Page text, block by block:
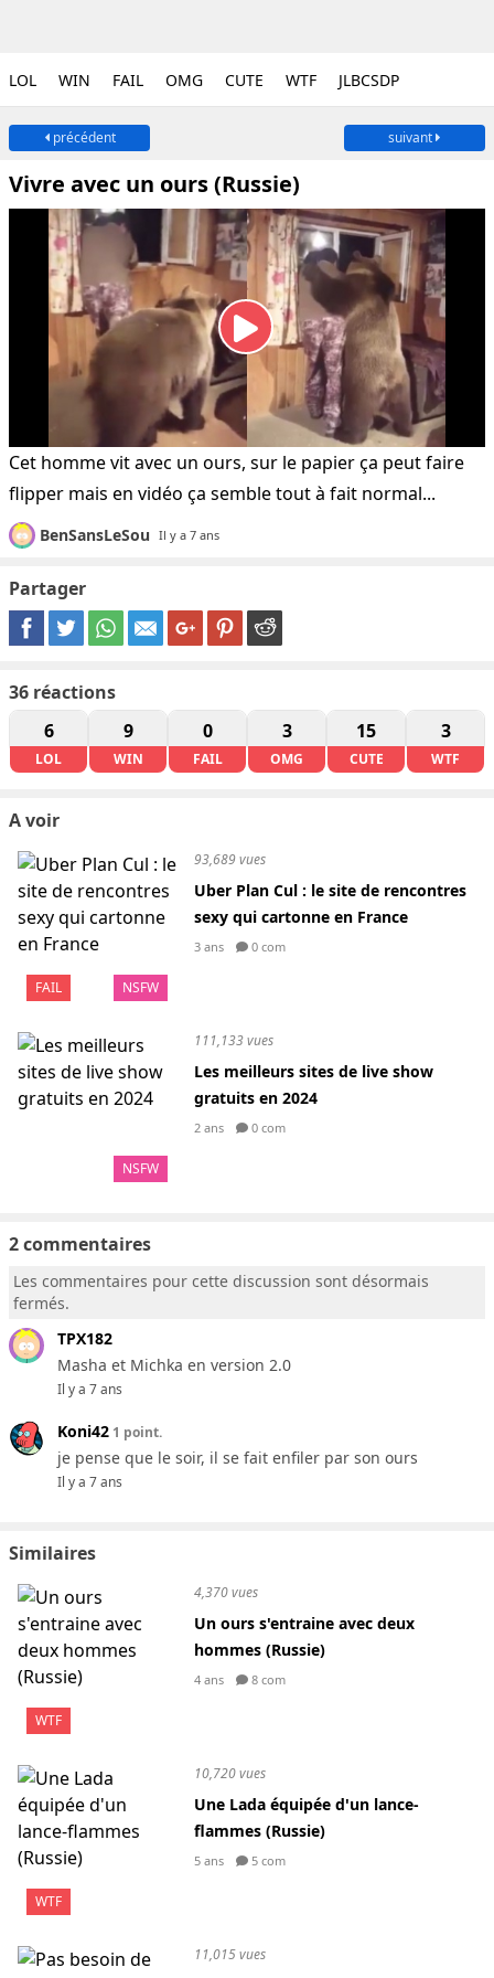
LOL WIN FAIL OMG CUTE WTF JLBCSDP
précédent suivant
Vivre avec un ours (Russie)
Cet homme vit avec un ours, sur le papier ça peut faire
flipper mais en vidéo ça semble tout à fait normal...
BenSansLeSou Il y a 7 ans
Partager
36 réactions
6
LOL
9
WIN
0
FAIL
3
OMG
15
CUTE
3
WTF
A voir
FAIL NSFW
93,689 vues
Uber Plan Cul : le site de rencontres
sexy qui cartonne en France
3 ans 0 com
NSFW
111,133 vues
Les meilleurs sites de live show
gratuits en 2024
2 ans 0 com
2 commentaires
Les commentaires pour cette discussion sont désormais
fermés.
TPX182
Masha et Michka en version 2.0
Il y a 7 ans
Koni42 1 point.
je pense que le soir, il se fait enfiler par son ours
Il y a 7 ans
Similaires
WTF
4,370 vues
Un ours s'entraine avec deux
hommes (Russie)
4 ans 8 com
WTF
10,720 vues
Une Lada équipée d'un lance-
flammes (Russie)
5 ans 5 com
11,015 vues